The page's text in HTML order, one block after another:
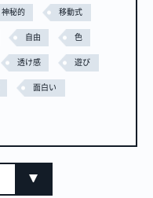
神秘的 移動式
自由 色
透け感 遊び
面白い